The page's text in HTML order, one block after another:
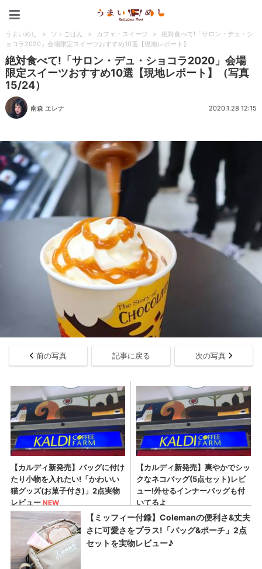
うまいめし > ソトごはん > カフェ・スイーツ >
絶対食べて!「サロン・デュ・シ
ョコラ2020」会場限定スイーツおすすめ10選【現地レポート】
絶対食べて!「サロン・デュ・ショコラ2020」会場
限定スイーツおすすめ10選【現地レポート】（写真
15/24）
南森 エレナ 2020.1.28 12:15
前の写真 記事に戻る 次の写真